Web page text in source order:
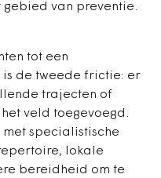
gebied van preventie.
tot een
de tweede frictie: er
trajecten of
veld toegevoegd.
met specialistische
lokale
bereidheid om te